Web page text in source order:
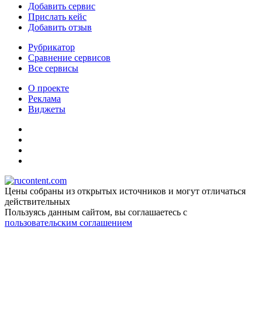
Добавить сервис
Прислать кейс
Добавить отзыв
Рубрикатор
Сравнение сервисов
Все сервисы
О проекте
Реклама
Виджеты
Цены собраны из открытых источников и могут отличаться
действительных
Пользуясь данным сайтом, вы соглашаетесь c
пользовательским соглашением